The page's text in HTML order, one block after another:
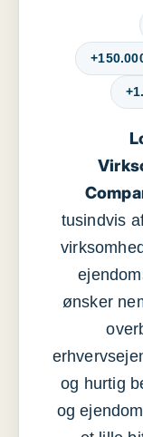
tusindvis
ønsker
og hurtig
og